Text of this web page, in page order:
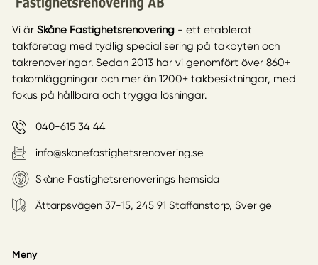
Vi är Skåne Fastighetsrenovering- ett etablerat
takföretag med tydlig specialisering på takbyten och
takrenoveringar. Sedan 2013 har vi genomfört över 860+
takomläggningar och mer än 1200+ takbesiktningar, med
fokus på hållbara och trygga lösningar.
040-615 34 44
info@skanefastighetsrenovering.se
Skåne Fastighetsrenoverings hemsida
Ättarpsvägen 37-15, 245 91 Staffanstorp, Sverige
Meny